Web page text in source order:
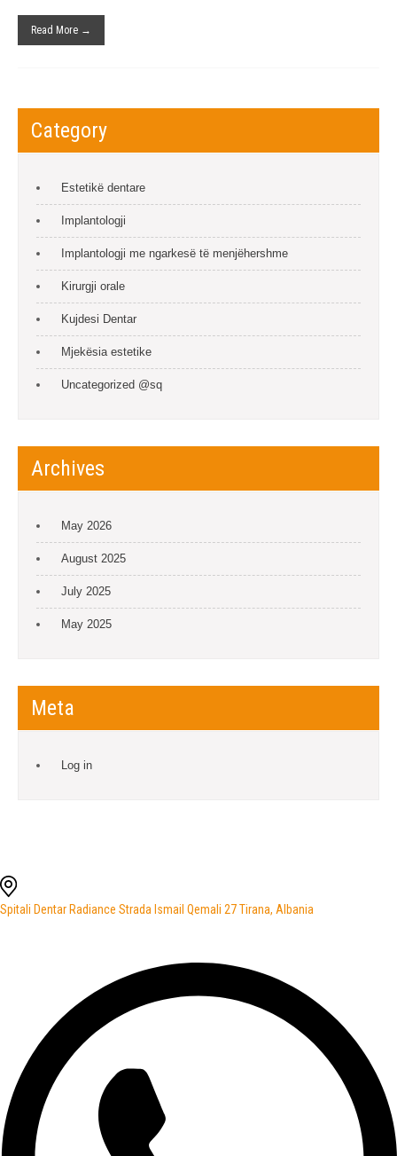
Read More →
Category
Estetikë dentare
Implantologji
Implantologji me ngarkesë të menjëhershme
Kirurgji orale
Kujdesi Dentar
Mjekësia estetike
Uncategorized @sq
Archives
May 2026
August 2025
July 2025
May 2025
Meta
Log in
Spitali Dentar Radiance Strada Ismail Qemali 27 Tirana, Albania